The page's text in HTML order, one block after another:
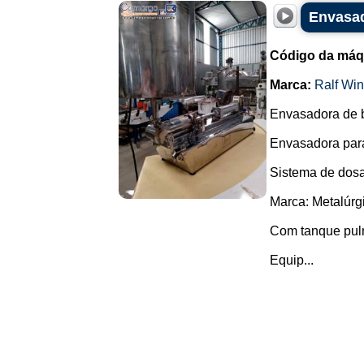
Código da
Marca: Ralf
Envasadora de
Envasadora
Sistema de
Marca:
Com tanque
Equip...